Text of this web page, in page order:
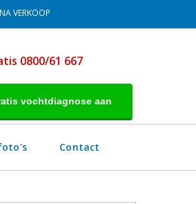
VERKOOP
0800/61 667
vochtdiagnose aan
Contact